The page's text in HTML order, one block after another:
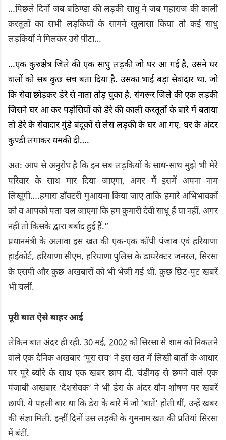
…पिछले दिनों जब बठिण्डा की लड़की साधु ने जब महाराज की काली
करतूतों का सभी लड़कियों के सामने खुलासा किया तो कई साधु
लड़कियों ने मिलकर उसे पीटा…
…एक कुरुक्षेत्र जिले की एक साधु लड़की जो घर आ गई है, उसने घर
वालों को सब कुछ सच बता दिया है. उसका भाई बड़ा सेवादार था. जो
कि सेवा छोड़कर डेरे से नाता तोड़ चुका है. संगरूर जिले की एक लड़की
जिसने घर आ कर पड़ोसियों को डेरे की काली करतूतों के बारे में बताया
तो डेरे के सेवादार गुंडे बंदूकों से लैस लड़की के घर आ गए. घर के अंदर
कुण्डी लगाकर धमकी दी….
अतः आप से अनुरोध है कि इन सब लड़कियों के साथ-साथ मुझे भी मेरे
परिवार के साथ मार दिया जाएगा, अगर मैं इसमें अपना नाम
लिखूंगी….हमारा डॉक्टरी मुआयना किया जाए ताकि हमारे अभिभावकों
को व आपको पता चल जाएगा कि हम कुमारी देवी साधू हैं या नहीं. अगर
नहीं तो किसके द्वारा बर्बाद हुई हैं.”
प्रधानमंत्री के अलावा इस खत की एक-एक कॉपी पंजाब एवं हरियाणा
हाईकोर्ट, हरियाणा सीएम, हरियाणा पुलिस के डायरेक्टर जनरल, सिरसा
के एसपी और कुछ अखबारों को भी भेजी गई थी. कुछ छिट-पुट खबरें
भी चलीं.
पूरी बात ऐसे बाहर आई
लेकिन बात अंदर ही रही. 30 मई, 2002 को सिरसा से शाम को निकलने
वाले एक दैनिक अखबार ‘पूरा सच’ ने इस खत में लिखी बातों के आधार
पर पूरे ब्योरे के साथ एक खबर छाप दी. चंडीगढ़ से छपने वाले एक
पंजाबी अखबार ‘देशसेवक’ ने भी डेरा के अंदर यौन शोषण पर खबरें
छापीं. ये पहली बार था कि डेरा के बारे में जो ‘बातें’ होती थीं, उन्हें खबर
की संज्ञा मिली. इन्हीं दिनों उस लड़की के गुमनाम खत की प्रतियां सिरसा
में बंटीं.